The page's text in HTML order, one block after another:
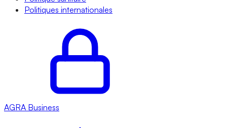
Politiques internationales
AGRA Business